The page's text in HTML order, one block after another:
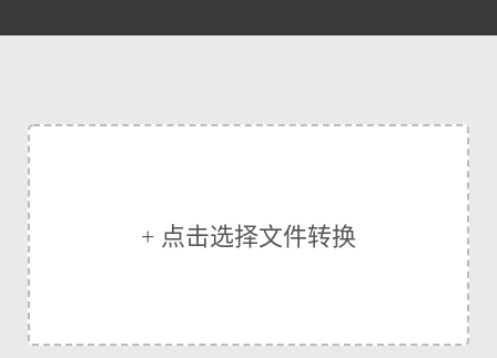
+ 点击选择文件转换